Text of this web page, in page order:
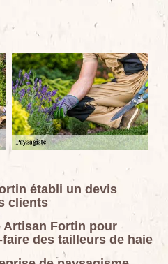
établi un devis
clients
Artisan Fortin pour
des tailleurs de haie